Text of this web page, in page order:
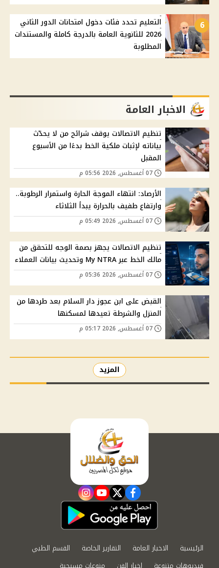
6
التعليم تحدد فئات دخول امتحانات الدور الثاني
2026 للثانوية العامة بالدرجة كاملة والمستندات
المطلوبة
الاخبار العامة
تنظيم الاتصالات يوقف شرائح من لا يحدّث
بياناته لإثبات ملكية الخط بدءًا من الأسبوع
المقبل
الأرصاد: انتهاء الموجة الحارة واستمرار الرطوبة..
وارتفاع طفيف بالحرارة يبدأ الثلاثاء
تنظيم الاتصالات يجهز بصمة الوجه للتحقق من
مالك الخط عبر My NTRA وتحديث بيانات العملاء
القبض على ابن عجوز دار السلام بعد طردها من
المنزل والشرطة تعيدها لمسكنها
المزيد
facebook
twitter
youtube
instagram
الرئيسية الاخبار العامة التقارير الخاصة
القسم الطبي